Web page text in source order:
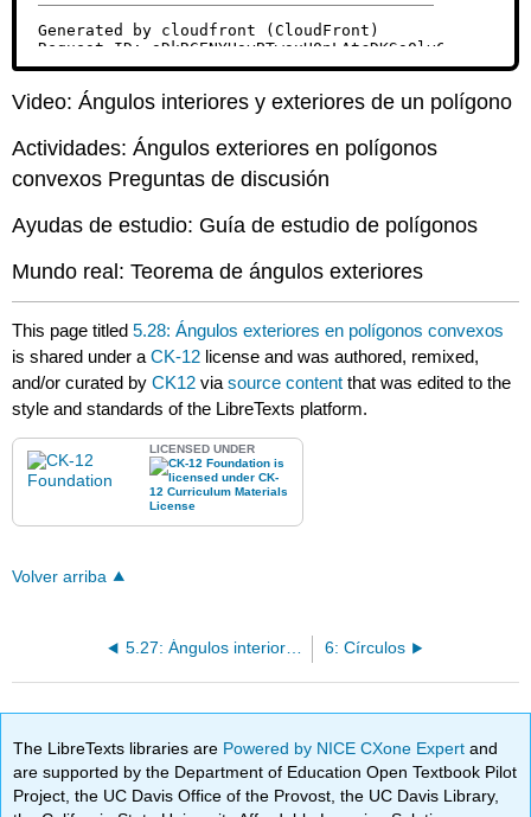
Video: Ángulos interiores y exteriores de un polígono
Actividades: Ángulos exteriores en polígonos
convexos Preguntas de discusión
Ayudas de estudio: Guía de estudio de polígonos
Mundo real: Teorema de ángulos exteriores
This page titled5.28: Ángulos exteriores en polígonos convexos
is shared under aCK-12 license and was authored, remixed,
and/or curated byCK12 viasource content that was edited to the
style and standards of the LibreTexts platform.
LICENSED UNDER
Volver arriba
5.27: Ángulos interiores en polígonos convexos 6: Círculos
The LibreTexts libraries are Powered by NICE CXone Expertand
are supported by the Department of Education Open Textbook Pilot
Project, the UC Davis Office of the Provost, the UC Davis Library,